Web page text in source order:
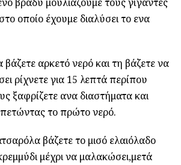
οποίο έχουμε διαλύσει το ενα
βάζετε αρκετό νερό και τη βάζετε να
ρίχνετε για 15 λεπτά περίπου
ξαφρίζετε ανα διαστήματα και
το πρώτο νερό.
βάζετε το μισό ελαιόλαδο
μέχρι να μαλακώσει,μετά